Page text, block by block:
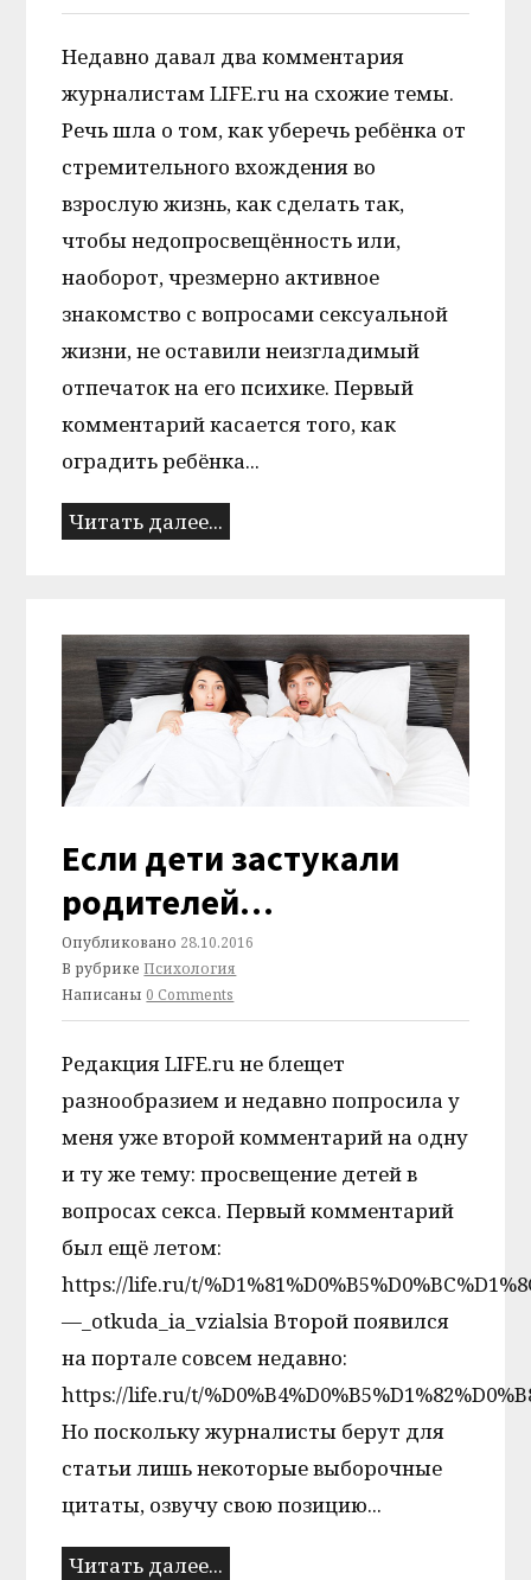
Недавно давал два комментария
журналистам LIFE.ru на схожие темы.
Речь шла о том, как уберечь ребёнка от
стремительного вхождения во
взрослую жизнь, как сделать так,
чтобы недопросвещённость или,
наоборот, чрезмерно активное
знакомство с вопросами сексуальной
жизни, не оставили неизгладимый
отпечаток на его психике. Первый
комментарий касается того, как
оградить ребёнка...
Читать далее...
Если дети застукали
родителей…
Опубликовано 28.10.2016
В рубрикеПсихология
Написаны 0 Comments
Редакция LIFE.ru не блещет
разнообразием и недавно попросила у
меня уже второй комментарий на одну
и ту же тему: просвещение детей в
вопросах секса. Первый комментарий
был ещё летом:
https://life.ru/t/
—_otkuda_ia_vzialsia Второй появился
на портале совсем недавно:
https://life.ru/t/
Но поскольку журналисты берут для
статьи лишь некоторые выборочные
цитаты, озвучу свою позицию...
Читать далее...